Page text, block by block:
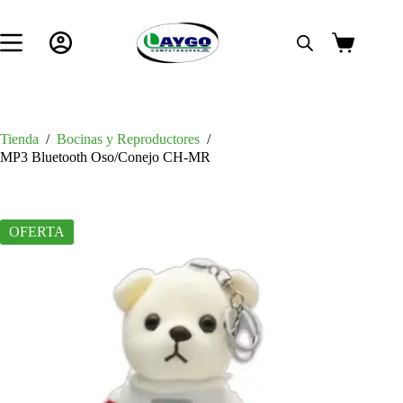
contenido
Carro
Tienda / Bocinas y Reproductores /
MP3 Bluetooth Oso/Conejo CH-MR
OFERTA